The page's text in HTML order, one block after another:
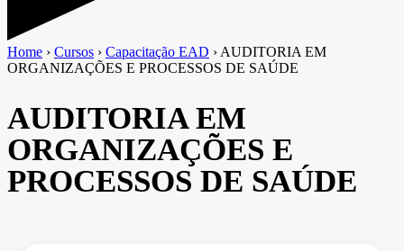
Home › Cursos › Capacitação EAD › AUDITORIA EM
ORGANIZAÇÕES E PROCESSOS DE SAÚDE
AUDITORIA EM
ORGANIZAÇÕES E
PROCESSOS DE SAÚDE